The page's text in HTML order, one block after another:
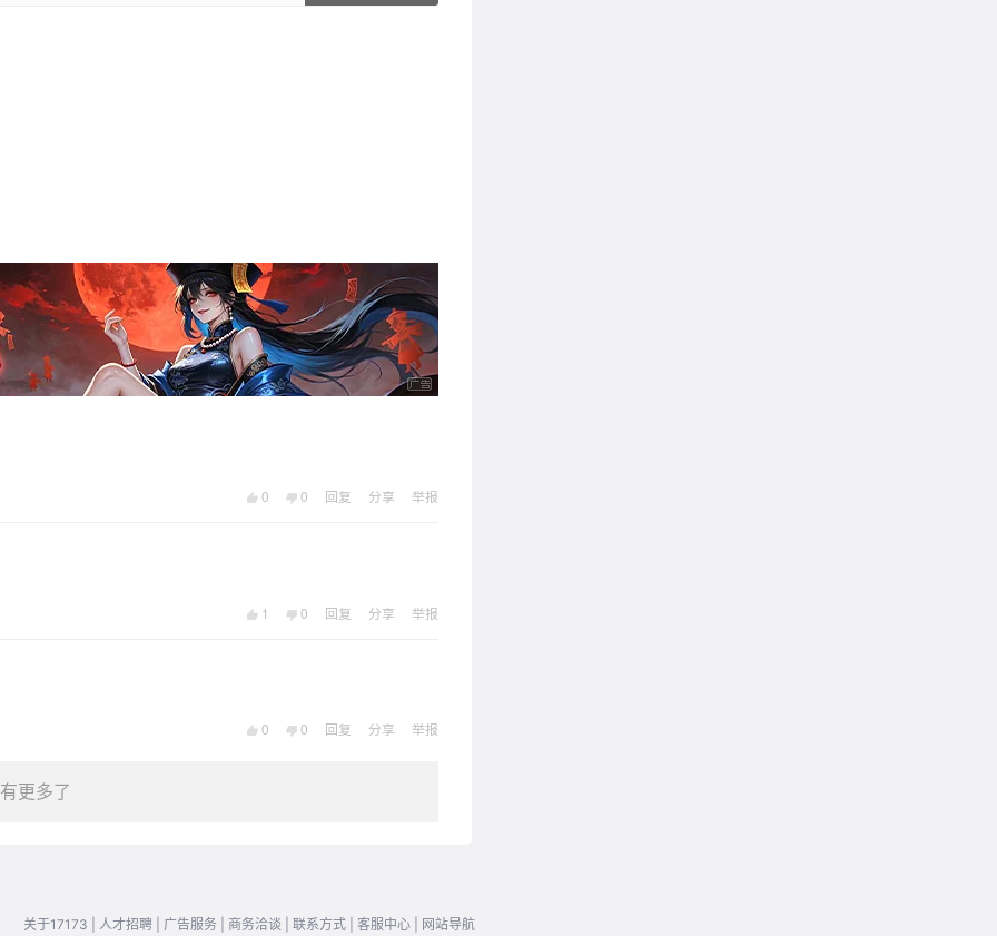
0 0 回复 分享 举报
1 0 回复 分享 举报
0 0 回复 分享 举报
更多了
关于17173 人才招聘 广告服务 商务洽谈 联系方式 客服中心 网站导航